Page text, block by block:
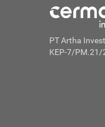
PT Artha
KEP-7/PM.21/